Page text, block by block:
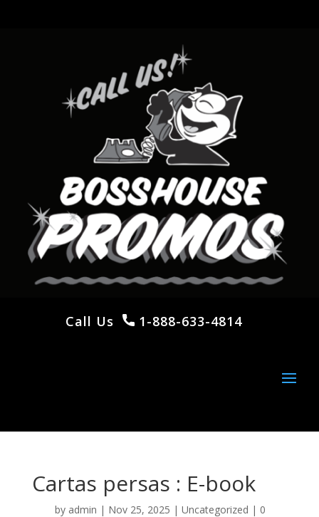
Call Us 1-888-633-4814
Cartas persas : E-book
by admin | Nov 25, 2025 | Uncategorized | 0